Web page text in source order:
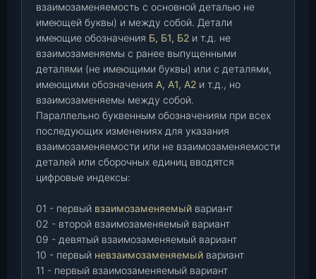
взаимозаменяемость с основной деталью не
имеющей буквы) и между собой. Детали
имеющие обозначения Б, Б1, Б2 и т.д. не
взаимозаменяемы с ранее выпущенными
деталями (не имеющими буквы) или с деталями,
имеющими обозначения А, А1, А2 и т.д., но
взаимозаменяемы между собой.
Параллельно буквенным обозначениям при всех
последующих изменениях для указания
взаимозаменяемости или не взаимозаменяемости
деталей или сборочных единиц вводятся
цифровые индексы:
01 - первый взаимозаменяемый вариант
02 - второй взаимозаменяемый вариант
09 - девятый взаимозаменяемый вариант
10 - первый невзаимозаменяемый вариант
11 - первый взаимозаменяемый вариант